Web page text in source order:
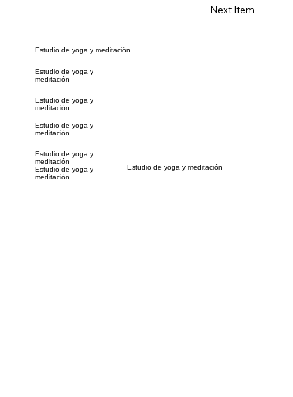
Next Item
Estudio de yoga y meditación
Estudio de yoga y
meditación
Estudio de yoga y
meditación
Estudio de yoga y
meditación
Estudio de yoga y
meditación
Estudio de yoga y
meditación
Estudio de yoga y meditación